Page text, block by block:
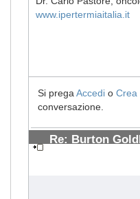
www.ipertermiaitalia.it
Si prega Accedi o Crea
conversazione.
Re: Burton